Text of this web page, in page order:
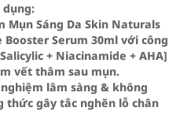
dụng:
Mụn Sáng Da Skin Naturals
Serum 30ml với công
+ Niacinamide + AHA]
vết thâm sau mụn.
lâm sàng & không
thức gây tắc nghẽn lỗ chân